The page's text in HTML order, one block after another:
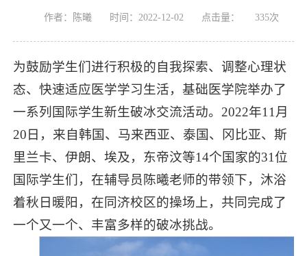
作者：陈曦 时间：2022-12-02 点击量： 335次
为鼓励学生们进行积极的自我探索、调整心理状
态、快速适应医学学习生活，基础医学院举办了
一系列国际学生新生破冰交流活动。2022年11月
20日，来自韩国、马来西亚、泰国、冈比亚、斯
里兰卡、伊朗、埃及，东帝汶等14个国家的31位
国际学生们，在辅导员陈曦老师的带领下，沐浴
着秋日暖阳，在同济校区的操场上，共同完成了
一个又一个、丰富多样的破冰挑战。